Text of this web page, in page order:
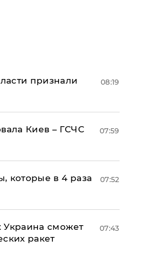
признали
08:19
Киев – ГСЧС
07:59
которые в 4 раза
07:52
Украина сможет
ракет
07:43